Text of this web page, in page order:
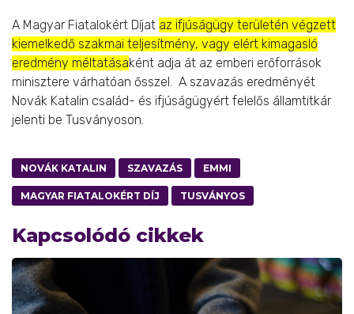
A Magyar Fiatalokért Díjat az ifjúságügy területén végzett
kiemelkedő szakmai teljesítmény, vagy elért kimagasló
eredmény méltatásaként adja át az emberi erőforrások
minisztere várhatóan ősszel. A szavazás eredményét
Novák Katalin család- és ifjúságügyért felelős államtitkár
jelenti be Tusványoson.
NOVÁK KATALIN SZAVAZÁS EMMI
MAGYAR FIATALOKÉRT DÍJ TUSVÁNYOS
Kapcsolódó cikkek